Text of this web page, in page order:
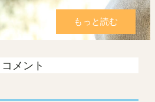
もっと読む
コメント